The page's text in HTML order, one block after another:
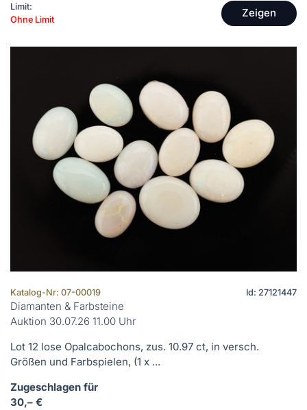
Limit:
Ohne Limit
Zeigen
Katalog-Nr: 07-00019 Id: 27121447
Diamanten & Farbsteine
Auktion 30.07.26 11.00 Uhr
Lot 12 lose Opalcabochons, zus. 10.97 ct, in versch.
Größen und Farbspielen, (1 x ...
Zugeschlagen für
30,– €